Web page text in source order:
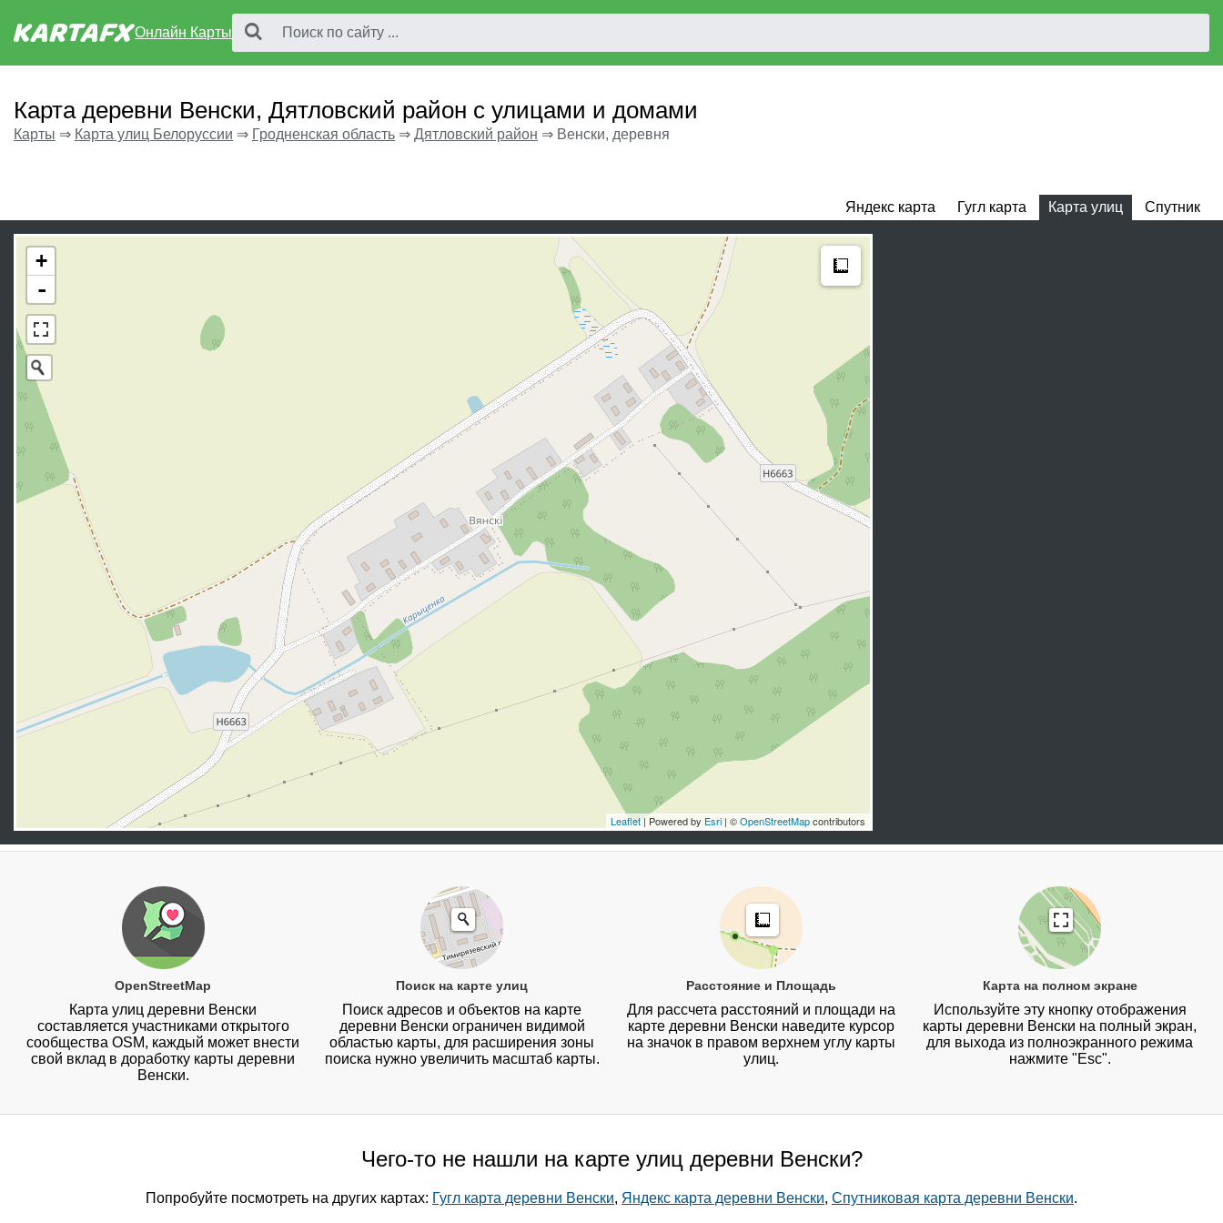
Онлайн Карты
Карта деревни Венски, Дятловский район с улицами и домами
Карты ⇒ Карта улиц Белоруссии ⇒ Гродненская область ⇒ Дятловский район ⇒ Венски, деревня
Яндекс карта Гугл карта Карта улиц Спутник
+
-
Leaflet | Powered by Esri | ©OpenStreetMapcontributors
OpenStreetMap
Карта улиц деревни Венски
составляется участниками открытого
сообщества OSM, каждый может внести
свой вклад в доработку карты деревни
Венски.
Поиск на карте улиц
Поиск адресов и объектов на карте
деревни Венски ограничен видимой
областью карты, для расширения зоны
поиска нужно увеличить масштаб карты.
Расстояние и Площадь
Для рассчета расстояний и площади на
карте деревни Венски наведите курсор
на значок в правом верхнем углу карты
улиц.
Карта на полном экране
Используйте эту кнопку отображения
карты деревни Венски на полный экран,
для выхода из полноэкранного режима
нажмите "Esc".
Чего-то не нашли на карте улиц деревни Венски?
Попробуйте посмотреть на других картах: Гугл карта деревни Венски, Яндекс карта деревни Венски, Спутниковая карта деревни Венски.